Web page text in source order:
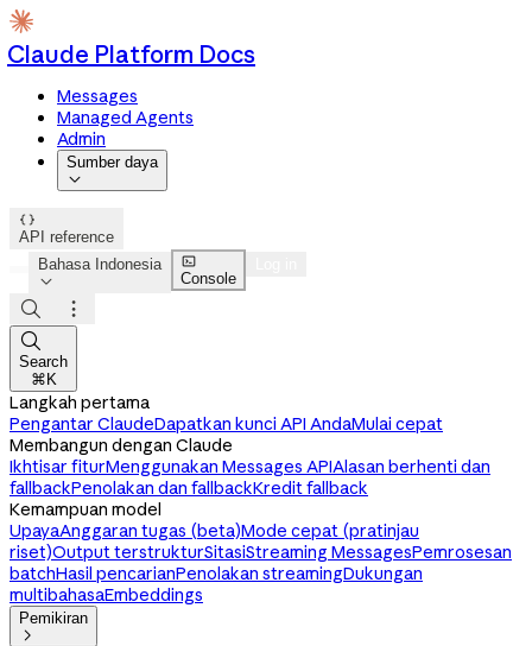
Claude Platform Docs
Messages
Managed Agents
Admin
Sumber daya


API reference
Bahasa Indonesia


Console



Search
⌘K
Langkah pertama
Pengantar ClaudeDapatkan kunci API AndaMulai cepat
Membangun dengan Claude
Ikhtisar fiturMenggunakan Messages APIAlasan berhenti dan
fallbackPenolakan dan fallbackKredit fallback
Kemampuan model
UpayaAnggaran tugas (beta)Mode cepat (pratinjau
riset)Output terstrukturSitasiStreaming MessagesPemrosesan
batchHasil pencarianPenolakan streamingDukungan
multibahasaEmbeddings
Pemikiran
